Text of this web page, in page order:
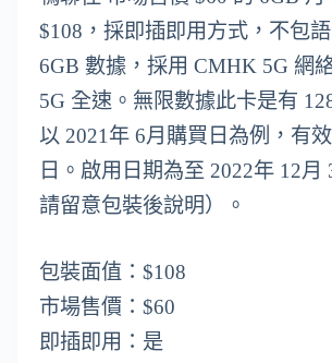
$108，採即插即用方式，不包
6GB 數據，採用 CMHK 5G 網
5G 全速。無限數據此卡是有
以 2021年 6月購買日為例，有
日。啟用日期為至 2022年 12月
請留意包裝後說明）。
包裝面值：$108
市場售價：$60
即插即用：是